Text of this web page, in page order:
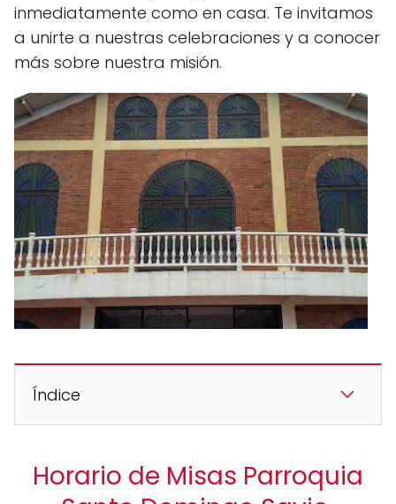
inmediatamente como en casa. Te invitamos
a unirte a nuestras celebraciones y a conocer
más sobre nuestra misión.
Índice
Horario de Misas Parroquia